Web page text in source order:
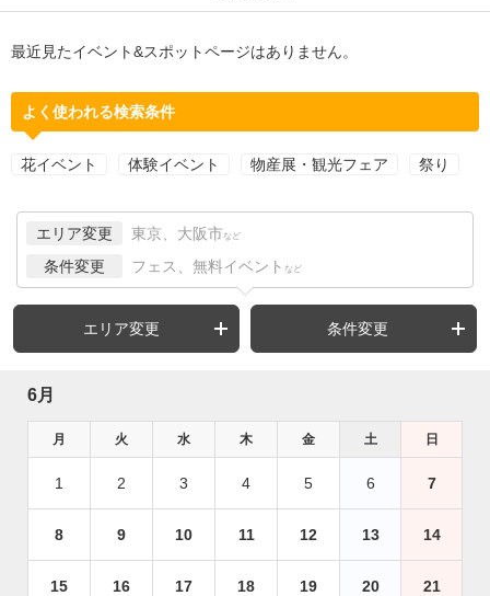
最近見たイベント&スポットページはありません。
よく使われる検索条件
花イベント 体験イベント 物産展・観光フェア 祭り
エリア変更 東京、大阪市 など
条件変更 フェス、無料イベント など
エリア変更 条件変更
6月
月 火 水 木 金 土 日
1 2 3 4 5 6 7
8 9 10 11 12 13 14
15 16 17 18 19 20 21